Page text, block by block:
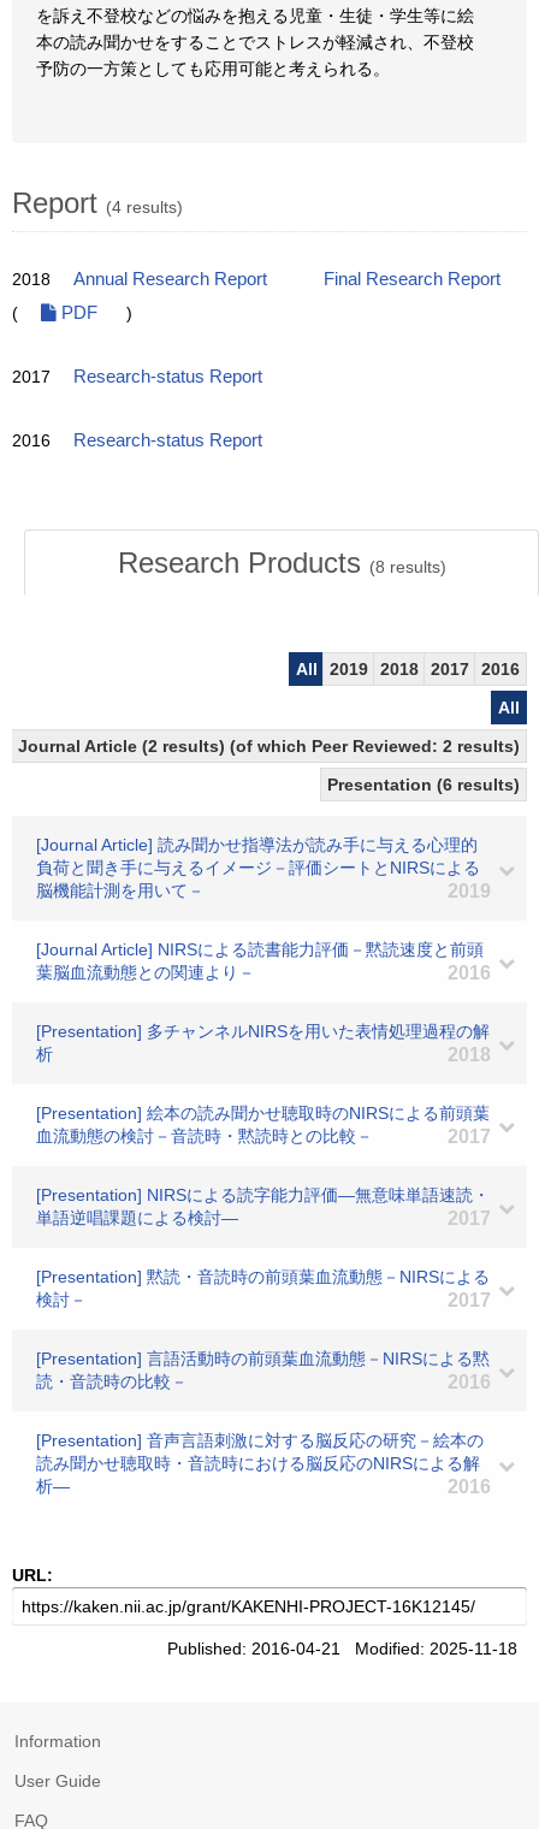
を訴え不登校などの悩みを抱える児童・生徒・学生等に絵
本の読み聞かせをすることでストレスが軽減され、不登校
予防の一方策としても応用可能と考えられる。
Report (4 results)
2018 Annual Research Report
Final Research Report
(
PDF )
2017 Research-status Report
2016 Research-status Report
Research Products (8 results)
All 2019 2018 2017
2016
All
Journal Article (2 results) (of which Peer Reviewed: 2 results)
Presentation (6 results)
[Journal Article] 読み聞かせ指導法が読み手に与える心理的
負荷と聞き手に与えるイメージ－評価シートとNIRSによる
脳機能計測を用いて－
2019
[Journal Article] NIRSによる読書能力評価－黙読速度と前頭
葉脳血流動態との関連より－
2016
[Presentation] 多チャンネルNIRSを用いた表情処理過程の解
析
2018
[Presentation] 絵本の読み聞かせ聴取時のNIRSによる前頭葉
血流動態の検討－音読時・黙読時との比較－
2017
[Presentation] NIRSによる読字能力評価―無意味単語速読・
単語逆唱課題による検討―
2017
[Presentation] 黙読・音読時の前頭葉血流動態－NIRSによる
検討－
2017
[Presentation] 言語活動時の前頭葉血流動態－NIRSによる黙
読・音読時の比較－
2016
[Presentation] 音声言語刺激に対する脳反応の研究－絵本の
読み聞かせ聴取時・音読時における脳反応のNIRSによる解
析―
2016
URL:
Published: 2016-04-21 Modified: 2025-11-18
Information
User Guide
FAQ